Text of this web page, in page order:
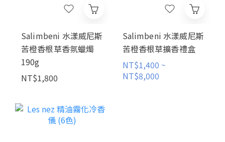
Salimbeni 水漾威尼斯
苦橙香根草香氛蠟燭
190g
NT$1,800
Salimbeni 水漾威尼斯
苦橙香根草擴香禮盒
NT$1,400 ~
NT$8,000